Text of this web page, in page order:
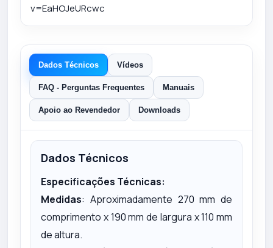
v=EaHOJeURcwc
Dados Técnicos Vídeos
FAQ - Perguntas Frequentes Manuais
Apoio ao Revendedor Downloads
Dados Técnicos
Especificações Técnicas:
Medidas: Aproximadamente 270 mm de
comprimento x 190 mm de largura x 110 mm
de altura.